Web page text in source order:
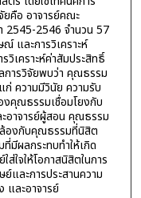
ยคือ อาจารย์คณะ
2545-2546 จำนวน 57
และการวิเคราะห์
วิเคราะห์ค่าสัมประสิทธิ์
การวิจัยพบว่า คุณธรรม
ความมีวินัย ความรับ
งคุณธรรมเชื่อมโยงกับ
อาจารย์ผู้สอน คุณธรรม
ล้องกับคุณธรรมที่นิสิต
มีผลกระทบทำให้เกิด
ใจให้โอกาสนิสิตในการ
และการประสานความ
และอาจารย์